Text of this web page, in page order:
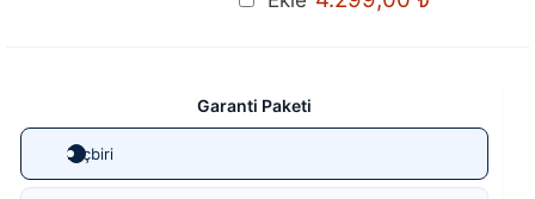
Garanti Paketi
Hiçbiri